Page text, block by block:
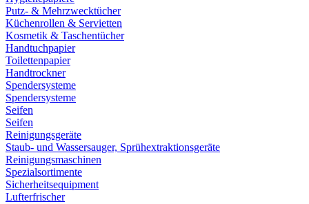
Putz- & Mehrzwecktücher
Küchenrollen & Servietten
Kosmetik & Taschentücher
Handtuchpapier
Toilettenpapier
Handtrockner
Spendersysteme
Spendersysteme
Seifen
Seifen
Reinigungsgeräte
Staub- und Wassersauger, Sprühextraktionsgeräte
Reinigungsmaschinen
Spezialsortimente
Sicherheitsequipment
Lufterfrischer